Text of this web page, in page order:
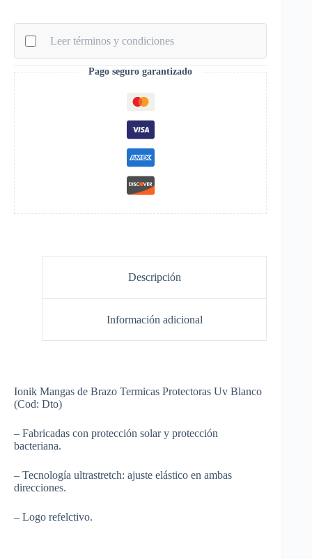
(Cod:
cantidad
Leer términos y condiciones
Pago seguro garantizado
Descripción
Información adicional
Ionik Mangas de Brazo Termicas Protectoras Uv Blanco
(Cod: Dto)
– Fabricadas con protección solar y protección
bacteriana.
– Tecnología ultrastretch: ajuste elástico en ambas
direcciones.
– Logo refelctivo.